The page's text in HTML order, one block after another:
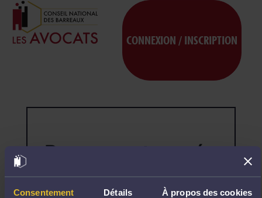
Consentement Détails À propos des cookies
CONNEXION / INSCRIPTION
Page non trouvée
la
page